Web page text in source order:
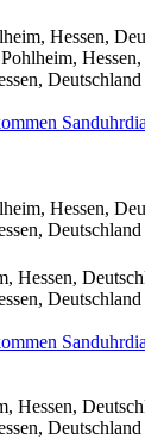
Hessen,
Deutschland
Hessen,
Deutschland
Hessen,
Deutschland
Hessen,
Deutschland